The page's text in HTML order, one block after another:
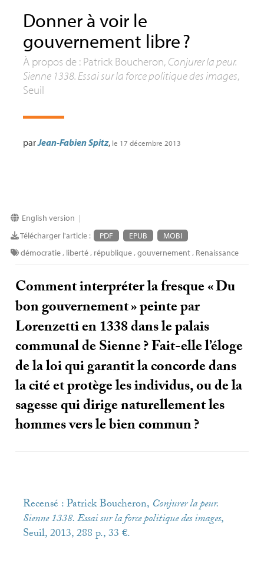
Donner à voir le
gouvernement libre?
À propos de : Patrick Boucheron, Conjurer la peur.
Sienne 1338. Essai sur la force politique des images,
Seuil
parJean-Fabien Spitz, le 17 décembre 2013
English version |
Télécharger l'article : PDF EPUB
MOBI
démocratie, liberté, république,gouvernement, Renaissance
Comment interpréter la fresque «Du
bon gouvernement» peinte par
Lorenzetti en 1338 dans le palais
communal de Sienne? Fait-elle l’éloge
de la loi qui garantit la concorde dans
la cité et protège les individus, ou de la
sagesse qui dirige naturellement les
hommes vers le bien commun?
Recensé : Patrick Boucheron, Conjurer la peur.
Sienne 1338. Essai sur la force politique des images,
Seuil, 2013, 288 p., 33 €.